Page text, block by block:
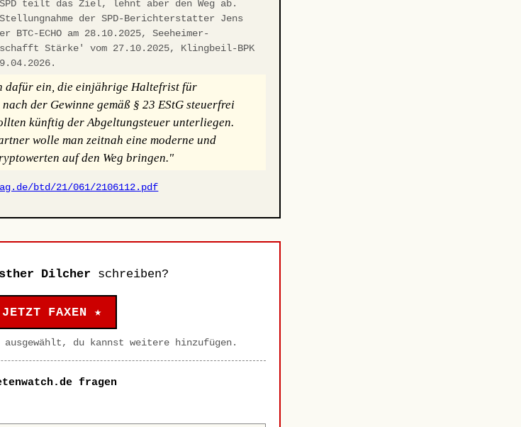
SPD teilt das Ziel, lehnt aber den Weg ab.
der SPD-Berichterstatter Jens
BTC-ECHO am 28.10.2025, Seeheimer-
Stärke' vom 27.10.2025, Klingbeil-BPK
dafür ein, die einjährige Haltefrist für
der Gewinne gemäß § 23 EStG steuerfrei
künftig der Abgeltungsteuer unterliegen.
wolle man zeitnah eine moderne und
auf den Weg bringen."
btd/21/061/2106112.pdf
Dilcher schreiben?
FAXEN ★
du kannst weitere hinzufügen.
fragen